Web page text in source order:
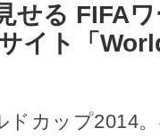
せる FIFA
イト「
カップ2014